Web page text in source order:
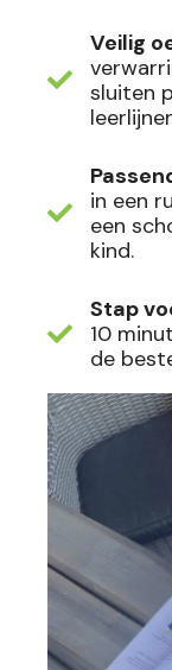
Veilig
sluiten
in een
een
kind.
Stap
10
de